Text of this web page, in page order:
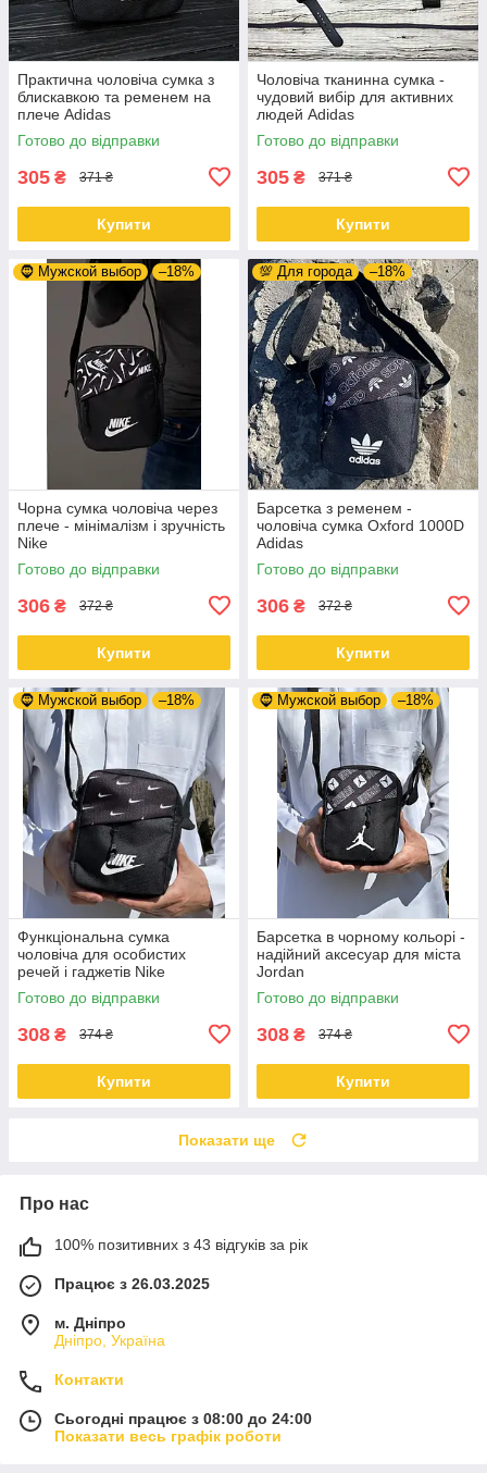
Практична чоловіча сумка з
блискавкою та ременем на
плече Adidas
Готово до відправки
305 ₴ 371 ₴
Купити
Чоловіча тканинна сумка -
чудовий вибір для активних
людей Adidas
Готово до відправки
305 ₴ 371 ₴
Купити
🧔 Мужской выбор –18%
Чорна сумка чоловіча через
плече - мінімалізм і зручність
Nike
Готово до відправки
306 ₴ 372 ₴
Купити
💯 Для города –18%
Барсетка з ременем -
чоловіча сумка Oxford 1000D
Adidas
Готово до відправки
306 ₴ 372 ₴
Купити
🧔 Мужской выбор –18%
Функціональна сумка
чоловіча для особистих
речей і гаджетів Nike
Готово до відправки
308 ₴ 374 ₴
Купити
🧔 Мужской выбор –18%
Барсетка в чорному кольорі -
надійний аксесуар для міста
Jordan
Готово до відправки
308 ₴ 374 ₴
Купити
Показати ще
Про нас
100% позитивних з 43 відгуків за рік
Працює з 26.03.2025
м. Дніпро
Дніпро, Україна
Контакти
Сьогодні працює з 08:00 до 24:00
Показати весь графік роботи